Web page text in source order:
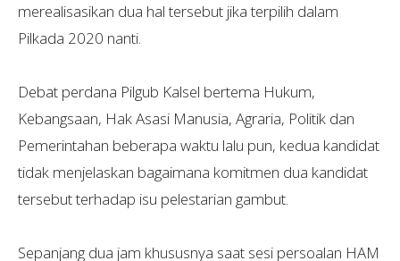
merealisasikan dua hal tersebut jika terpilih dalam
Pilkada 2020 nanti.
Debat perdana Pilgub Kalsel bertema Hukum,
Kebangsaan, Hak Asasi Manusia, Agraria, Politik dan
Pemerintahan beberapa waktu lalu pun, kedua kandidat
tidak menjelaskan bagaimana komitmen dua kandidat
tersebut terhadap isu pelestarian gambut.
Sepanjang dua jam khususnya saat sesi persoalan HAM